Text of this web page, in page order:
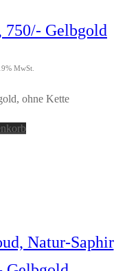
750/- Gelbgold
MwSt.
ohne Kette
Natur-Saphir